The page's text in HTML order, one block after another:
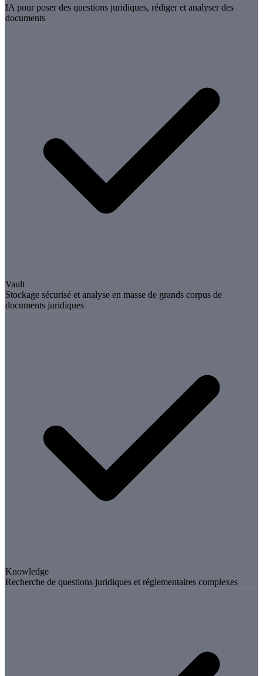
IA pour poser des questions juridiques, rédiger et analyser des
documents
Vault
Stockage sécurisé et analyse en masse de grands corpus de
documents juridiques
Knowledge
Recherche de questions juridiques et réglementaires complexes